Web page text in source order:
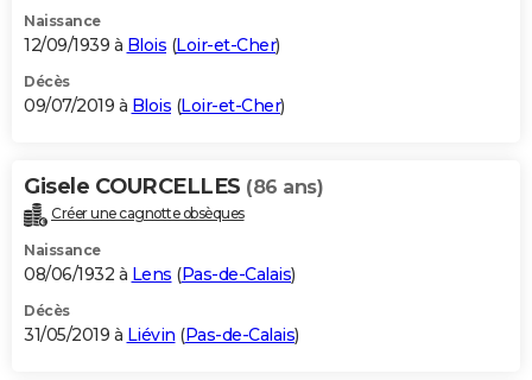
Naissance
12/09/1939 à Blois (Loir-et-Cher)
Décès
09/07/2019 à Blois (Loir-et-Cher)
Gisele COURCELLES (86 ans)
Créer une cagnotte obsèques
Naissance
08/06/1932 à Lens (Pas-de-Calais)
Décès
31/05/2019 à Liévin (Pas-de-Calais)